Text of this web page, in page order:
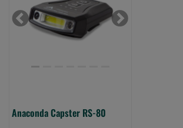
80
(Bild
Previous Next
Anaconda Capster RS-80